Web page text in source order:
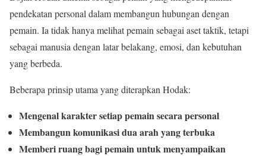
pendekatan personal dalam membangun hubungan dengan
pemain. Ia tidak hanya melihat pemain sebagai aset taktik, tetapi
sebagai manusia dengan latar belakang, emosi, dan kebutuhan
yang berbeda.
Beberapa prinsip utama yang diterapkan Hodak:
Mengenal karakter setiap pemain secara personal
Membangun komunikasi dua arah yang terbuka
Memberi ruang bagi pemain untuk menyampaikan